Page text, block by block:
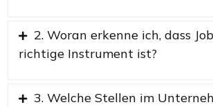
2. Woran erkenne ich, dass
richtige Instrument ist?
3. Welche Stellen im